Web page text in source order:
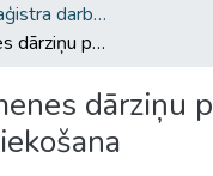
Bakalaura un maģistra darbi (EZTF) / Bachelor's and Master's theses
Pilsētas ģimenes dārziņu plānošana un apsaimniekošana
dārziņu